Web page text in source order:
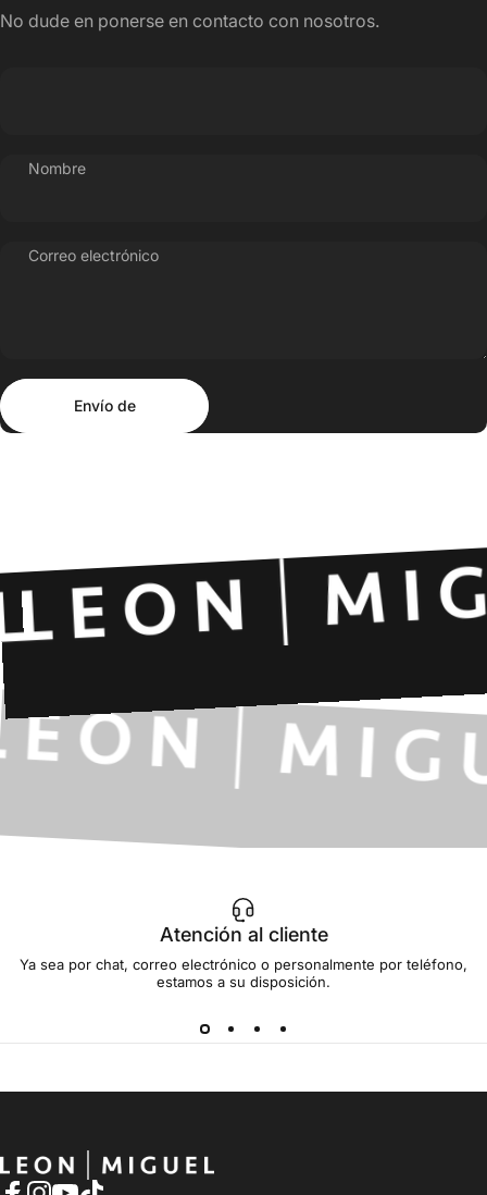
No dude en ponerse en contacto con nosotros.
Nombre
Correo electrónico
Envío de
Envío de
Atención al cliente
Ya sea por chat, correo electrónico o personalmente por teléfono,
estamos a su disposición.
LEON MIGUEL